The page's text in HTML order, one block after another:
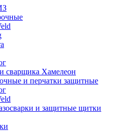
сварщика Хамелеон
и перчатки защитные
и защитные щитки